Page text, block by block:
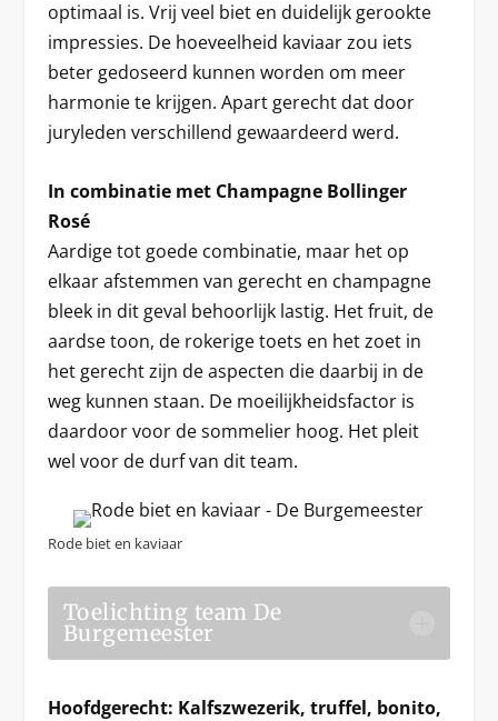
optimaal is. Vrij veel biet en duidelijk gerookte
impressies. De hoeveelheid kaviaar zou iets
beter gedoseerd kunnen worden om meer
harmonie te krijgen. Apart gerecht dat door
juryleden verschillend gewaardeerd werd.
In combinatie met Champagne Bollinger
Rosé
Aardige tot goede combinatie, maar het op
elkaar afstemmen van gerecht en champagne
bleek in dit geval behoorlijk lastig. Het fruit, de
aardse toon, de rokerige toets en het zoet in
het gerecht zijn de aspecten die daarbij in de
weg kunnen staan. De moeilijkheidsfactor is
daardoor voor de sommelier hoog. Het pleit
wel voor de durf van dit team.
Rode biet en kaviaar
Toelichting team De
Burgemeester
Hoofdgerecht: Kalfszwezerik, truffel, bonito,